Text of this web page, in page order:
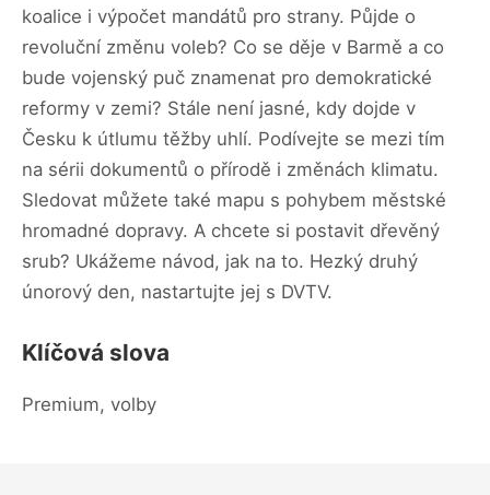
koalice i výpočet mandátů pro strany. Půjde o
revoluční změnu voleb? Co se děje v Barmě a co
bude vojenský puč znamenat pro demokratické
reformy v zemi? Stále není jasné, kdy dojde v
Česku k útlumu těžby uhlí. Podívejte se mezi tím
na sérii dokumentů o přírodě i změnách klimatu.
Sledovat můžete také mapu s pohybem městské
hromadné dopravy. A chcete si postavit dřevěný
srub? Ukážeme návod, jak na to. Hezký druhý
únorový den, nastartujte jej s DVTV.
Klíčová slova
Premium, volby